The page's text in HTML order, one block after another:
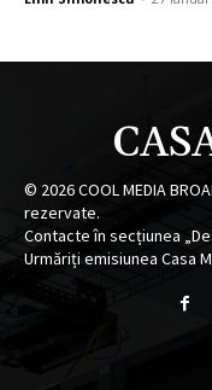
© 2026COOL MEDIA
rezervate.
Contacte în secțiunea
Urmăriți emisiunea Casa